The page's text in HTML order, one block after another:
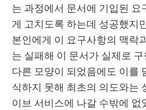
는 과정에서 문서에 기입된
게 고치도록 하는데 성공했지
본인에게 이 요구사항의 맥락
는 실패해 이 문서가 실제로
다른 모양이 되었음에도 이를
식하지 못해 최초의 의도와는
이브 서비스에 나갈 수밖에 없